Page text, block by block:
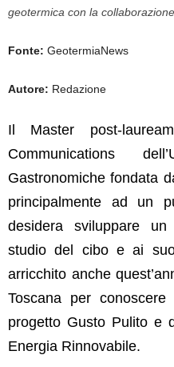
geotermica con la
Fonte: GeotermiaNews
Autore: Redazione
Il Master post-
Communications
Gastronomiche fondata
principalmente ad un
desidera sviluppare
studio del cibo e ai
arricchito anche
Toscana per conoscere
progetto Gusto Pulito e
Energia Rinnovabile.